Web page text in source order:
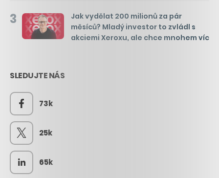
3
Jak vydělat 200 milionů za pár
měsíců? Mladý investor to zvládl s
akciemi Xeroxu, ale chce mnohem víc
SLEDUJTE NÁS
73k
25k
65k